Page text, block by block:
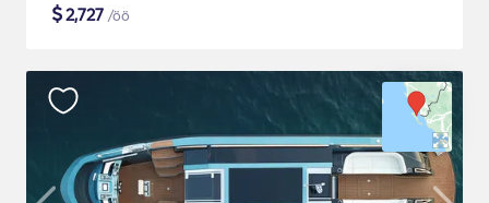
$2,727 /öö